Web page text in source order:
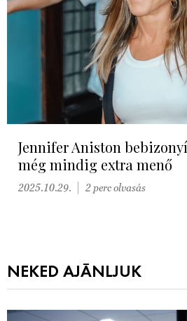
Jennifer Aniston
még mindig extra menő
2025.10.29. 2 perc olvasás
NEKED AJÁNLJUK